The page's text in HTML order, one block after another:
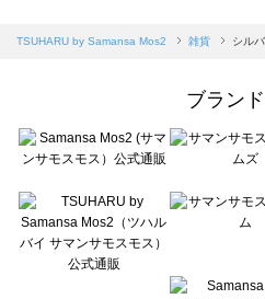
Samansa Mos2 blue（サマンサモスモス ブル
sō4ū（ソウフォーユー）の雑貨一覧
Te chichi（テチチ）の雑貨一覧
Te chichi CLASSIC（テチチ クラシック）の雑
Lugnoncure（ルノンキュール）の雑貨一覧
BETTY'S BLUE（べティーズブルー）の雑貨一
Wpc.（ワールドパーティー）の雑貨一覧
TSUHARU by Samansa Mos2 雑貨 シル
ブラン